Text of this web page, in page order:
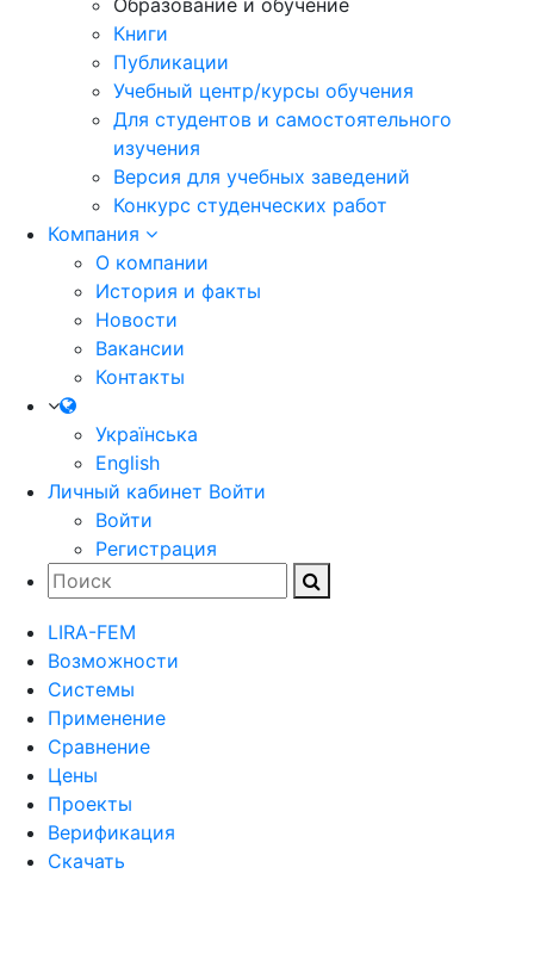
Образование и обучение
Книги
Публикации
Учебный центр/курсы обучения
Для студентов и самостоятельного
изучения
Версия для учебных заведений
Конкурс студенческих работ
Компания
О компании
История и факты
Новости
Вакансии
Контакты
Українська
English
Личный кабинет Войти
Войти
Регистрация
LIRA-FEM
Возможности
Cистемы
Применение
Сравнение
Цены
Проекты
Верификация
Скачать